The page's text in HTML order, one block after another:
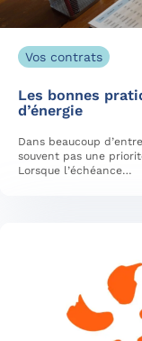
Vos contrats
Les bonnes
d’énergie
Dans beaucoup
souvent pas une
Lorsque l’échéance…